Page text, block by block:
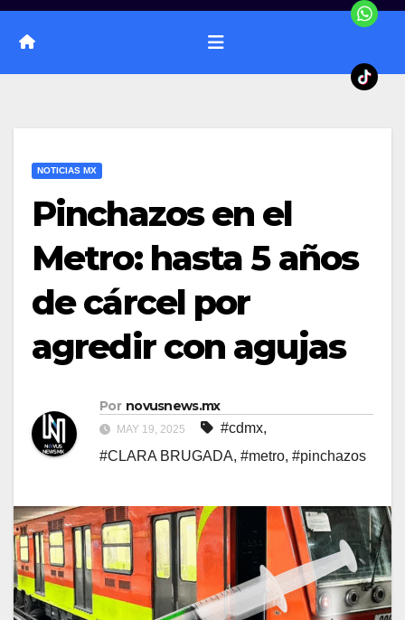
NOTICIAS MX
Pinchazos en el
Metro: hasta 5 años
de cárcel por
agredir con agujas
Por novusnews.mx
MAY 19, 2025 #cdmx,
#CLARA BRUGADA, #metro, #pinchazos